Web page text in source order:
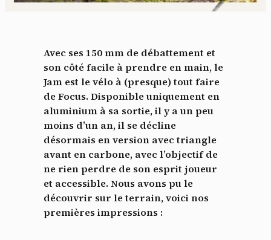
Avec ses 150 mm de débattement et
son côté facile à prendre en main, le
Jam est le vélo à (presque) tout faire
de Focus. Disponible uniquement en
aluminium à sa sortie, il y a un peu
moins d’un an, il se décline
désormais en version avec triangle
avant en carbone, avec l’objectif de
ne rien perdre de son esprit joueur
et accessible. Nous avons pu le
découvrir sur le terrain, voici nos
premières impressions :